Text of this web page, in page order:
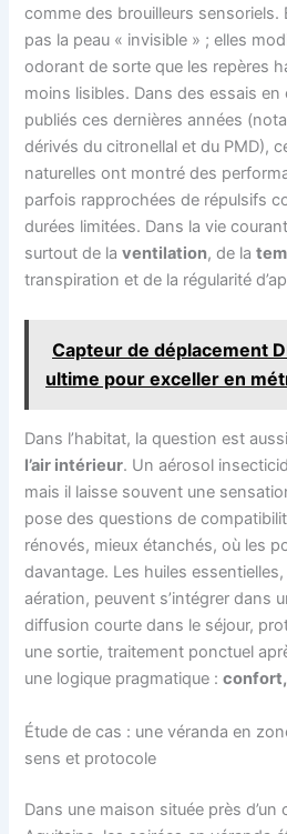
comme des brouilleurs sensoriels.
pas la peau « invisible » ; elles
odorant de sorte que les repères
moins lisibles. Dans des essais
publiés ces dernières années
dérivés du citronellal et du PMD),
naturelles ont montré des
parfois rapprochées de répulsifs
durées limitées. Dans la vie
surtout de laventilation, de la
transpiration et de la régularité
Capteur de déplacement
ultime pour exceller en
Dans l’habitat, la question est
l’air intérieur. Un aérosol
mais il laisse souvent une
pose des questions de
rénovés, mieux étanchés, où les
davantage. Les huiles
aération, peuvent s’intégrer dans
diffusion courte dans le séjour,
une sortie, traitement ponctuel
une logique pragmatique :
Étude de cas : une véranda en
sens et protocole
Dans une maison située près d’un